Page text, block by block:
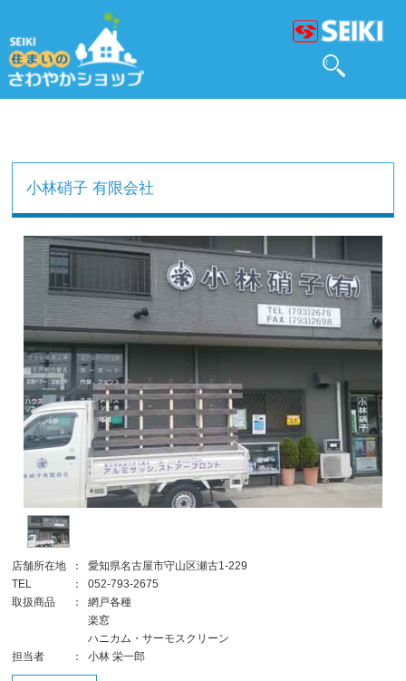
小林硝子 有限会社
店舗所在地 ：
愛知県名古屋市守山区瀬古1-229
TEL
：
052-793-2675
取扱商品
：
網戸各種
楽窓
ハニカム・サーモスクリーン
担当者
： 小林 栄一郎